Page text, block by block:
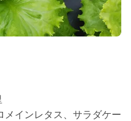
メインレタス、サラダケー